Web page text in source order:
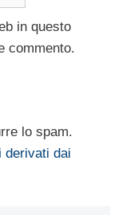
in questo
commento.
lo spam.
derivati dai